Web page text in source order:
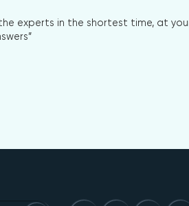
experts in the shortest time, at